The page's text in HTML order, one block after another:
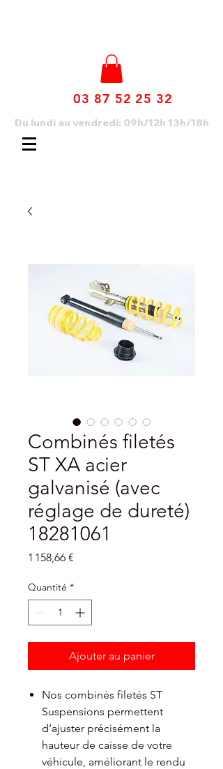
03 87 52 25 32
Du lundi au vendredi: 09h/12h 13h/18h
Combinés filetés
ST XA acier
galvanisé (avec
réglage de dureté)
18281061
1 158,66 €
Quantité *
Ajouter au panier
Nos combinés filetés ST
Suspensions permettent
d’ajuster précisément la
hauteur de caisse de votre
véhicule, améliorant le rendu